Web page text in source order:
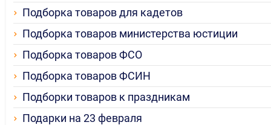
Подборка товаров для кадетов
Подборка товаров министерства юстиции
Подборка товаров ФСО
Подборка товаров ФСИН
Подборки товаров к праздникам
Подарки на 23 февраля